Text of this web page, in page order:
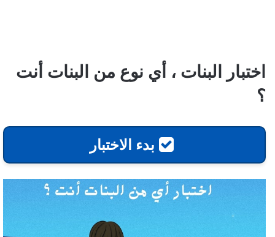
اختبار البنات ، أي نوع من البنات أنت
؟
بدء الاختبار